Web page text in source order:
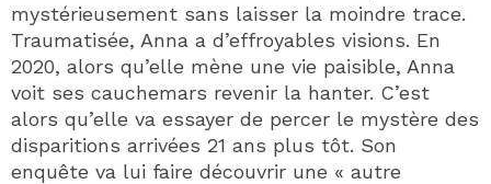
mystérieusement sans laisser la moindre trace.
Traumatisée, Anna a d’effroyables visions. En
2020, alors qu’elle mène une vie paisible, Anna
voit ses cauchemars revenir la hanter. C’est
alors qu’elle va essayer de percer le mystère des
disparitions arrivées 21 ans plus tôt. Son
enquête va lui faire découvrir une « autre